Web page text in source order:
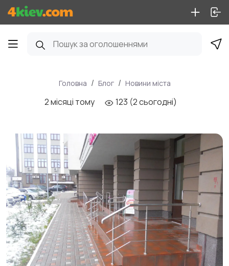
Головна Блог Новини міста
2 місяці тому 123 (2 сьогодні)